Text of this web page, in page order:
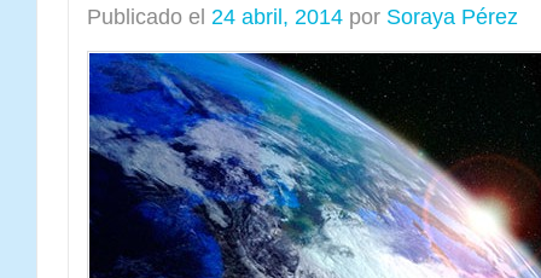
Publicado el 24 abril, 2014 por Soraya Pérez